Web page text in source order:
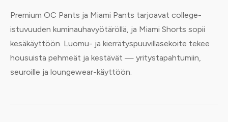
Premium OC Pants ja Miami Pants tarjoavat college-
istuvuuden kuminauhavyötäröllä, ja Miami Shorts sopii
kesäkäyttöön. Luomu- ja kierrätyspuuvillasekoite tekee
housuista pehmeät ja kestävät — yritystapahtumiin,
seuroille ja loungewear-käyttöön.